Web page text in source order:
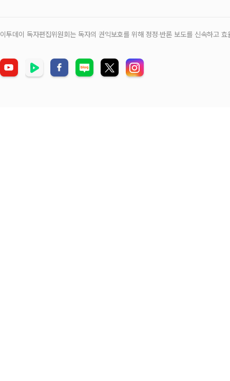
이투데이 독자편집위원회는 독자의 권익보호를 위해 정정‧반론 보도를 신속하고